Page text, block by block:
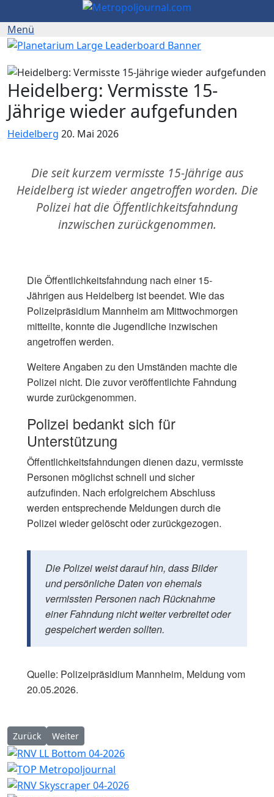
Heidelberg: Vermisste 15-
Jährige wieder aufgefunden
Heidelberg 20. Mai 2026
Die seit kurzem vermisste 15-Jährige aus
Heidelberg ist wieder angetroffen worden. Die
Polizei hat die Öffentlichkeitsfahndung
inzwischen zurückgenommen.
Die Öffentlichkeitsfahndung nach einer 15-
Jährigen aus Heidelberg ist beendet. Wie das
Polizeipräsidium Mannheim am Mittwochmorgen
mitteilte, konnte die Jugendliche inzwischen
angetroffen werden.
Weitere Angaben zu den Umständen machte die
Polizei nicht. Die zuvor veröffentlichte Fahndung
wurde zurückgenommen.
Polizei bedankt sich für
Unterstützung
Öffentlichkeitsfahndungen dienen dazu, vermisste
Personen möglichst schnell und sicher
aufzufinden. Nach erfolgreichem Abschluss
werden entsprechende Meldungen durch die
Polizei wieder gelöscht oder zurückgezogen.
Die Polizei weist darauf hin, dass Bilder
und persönliche Daten von ehemals
vermissten Personen nach Rücknahme
einer Fahndung nicht weiter verbreitet oder
gespeichert werden sollten.
Quelle: Polizeipräsidium Mannheim, Meldung vom
20.05.2026.
Vorheriger Beitrag: Heidelberg: Riskantes Überholmanöver
Zurück Nächster Beitrag: Heidelberg: 21-Jähriger bei
Weiter